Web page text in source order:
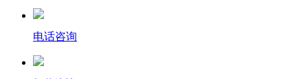
电话咨询